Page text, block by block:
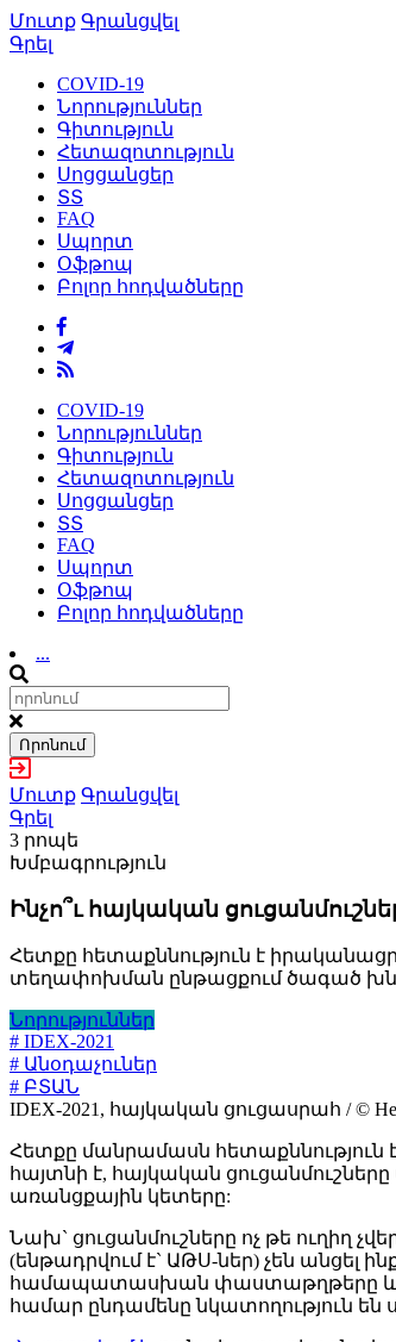
Մուտք Գրանցվել
Գրել
COVID-19
Նորություններ
Գիտություն
Հետազոտություն
Սոցցանցեր
ՏՏ
FAQ
Սպորտ
Օֆթոպ
Բոլոր հոդվածները
COVID-19
Նորություններ
Գիտություն
Հետազոտություն
Սոցցանցեր
ՏՏ
FAQ
Սպորտ
Օֆթոպ
Բոլոր հոդվածները
...
Որոնում
Մուտք Գրանցվել
Գրել
3 րոպե
Խմբագրություն
Ինչո՞ւ հայկական
Հետքը հետաքննություն է
տեղափոխման ընթացքում ծագած
Նորություններ
# IDEX-2021
# Անօդաչուներ
# ԲՏԱՆ
IDEX-2021, հայկական ցուցասրահ / ©
Հետքը մանրամասն հետաքննություն
հայտնի է, հայկական
առանցքային կետերը:
Նախ` ցուցանմուշները ոչ թե ուղիղ
(ենթադրվում է` ԱԹՍ-ներ) չեն անցել
համապատասխան փաստաթղթերը և
համար ընդամենը նկատողություն են